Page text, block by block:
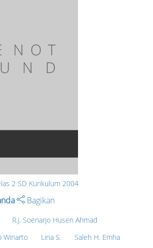
2 SD Kurikulum 2004
Bagikan
R.J. Soenarjo Husen Ahmad
Winarto
Lina S. Saleh H. Emha